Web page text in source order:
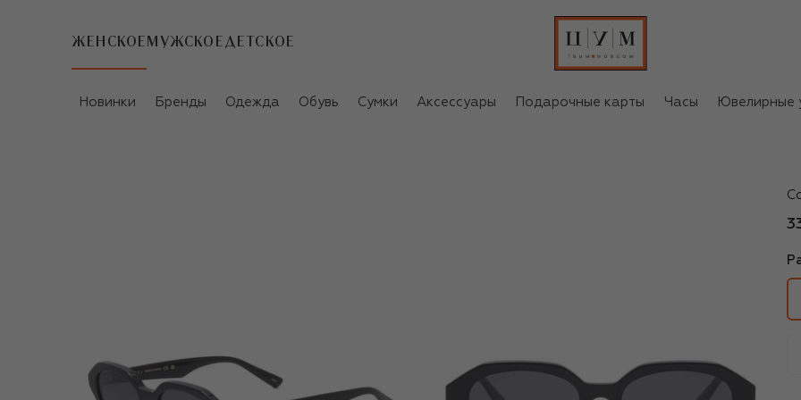
ЖЕНСКОЕ МУЖСКОЕ ДЕТСКОЕ
Новинки Бренды Одежда Обувь Сумки Аксессуары Подарочные карты Часы Ювелирные